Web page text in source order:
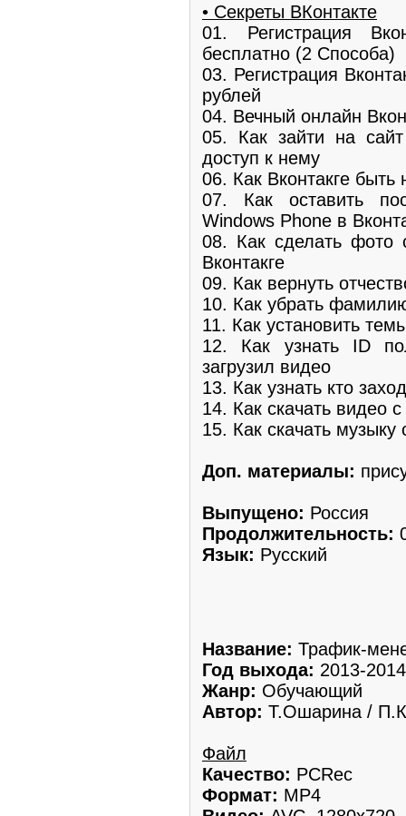
• Секреты ВКонтакте
01. Регистрация
бесплатно (2 Способа)
03. Регистрация
рублей
04. Вечный онлайн
05. Как зайти на сайт
доступ к нему
06. Как Вконтакге
07. Как оставить
Windows Phone в
08. Как сделать фото
Вконтакге
09. Как вернуть
10. Как убрать
11. Как установить
12. Как узнать ID
загрузил видео
13. Как узнать кто
14. Как скачать видео с
15. Как скачать музыку
Доп. материалы:
Выпущено: Россия
Продолжительность:
Язык: Русский
Название: Трафик-
Год выхода: 2013-2014
Жанр: Обучающий
Автор: Т.Ошарина /
Файл
Качество: PCRec
Формат: MP4